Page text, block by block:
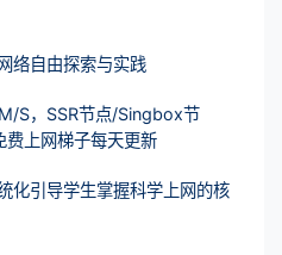
络自由探索与实践
S，SSR节点/Singbox节
上网梯子每天更新
化引导学生掌握科学上网的核